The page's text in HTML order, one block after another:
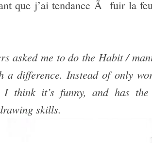
que j’ai tendance Ã fuir la
asked me to do the Habit /
a difference. Instead of only
I think it’s funny, and has the
skills.